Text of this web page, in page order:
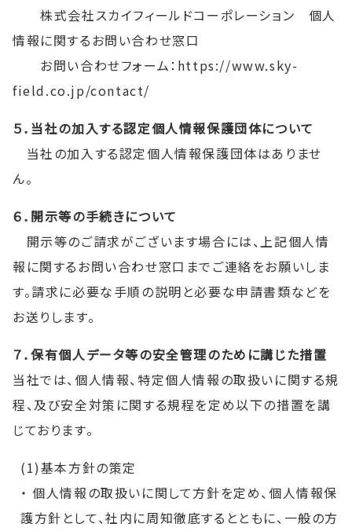
株式会社スカイフィールドコーポレーション 個人
情報に関するお問い合わせ窓口
お問い合わせフォーム：https://www.sky-
field.co.jp/contact/
５．当社の加入する認定個人情報保護団体について
当社の加入する認定個人情報保護団体はありませ
ん。
６．開示等の手続きについて
開示等のご請求がございます場合には、上記個人情
報に関するお問い合わせ窓口までご連絡をお願いしま
す。請求に必要な手順の説明と必要な申請書類などを
お送りします。
７．保有個人データ等の安全管理のために講じた措置
当社では、個人情報、特定個人情報の取扱いに関する規
程、及び安全対策に関する規程を定め以下の措置を講
じております。
(1)基本方針の策定
・ 個人情報の取扱いに関して方針を定め、個人情報保
護方針として、社内に周知徹底するとともに、一般の方